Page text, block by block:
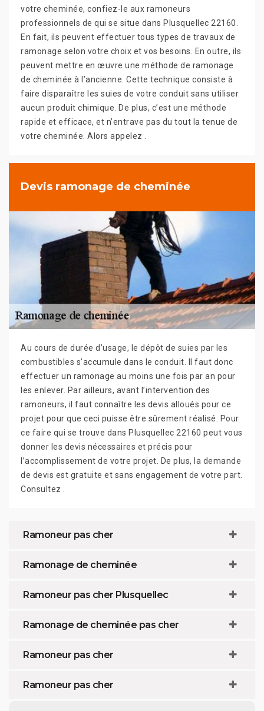
votre cheminée, confiez-le aux ramoneurs
professionnels de qui se situe dans Plusquellec 22160.
En fait, ils peuvent effectuer tous types de travaux de
ramonage selon votre choix et vos besoins. En outre, ils
peuvent mettre en œuvre une méthode de ramonage
de cheminée à l’ancienne. Cette technique consiste à
faire disparaître les suies de votre conduit sans utiliser
aucun produit chimique. De plus, c’est une méthode
rapide et efficace, et n’entrave pas du tout la tenue de
votre cheminée. Alors appelez .
Devis ramonage de cheminée
Au cours de durée d’usage, le dépôt de suies par les
combustibles s’accumule dans le conduit. Il faut donc
effectuer un ramonage au moins une fois par an pour
les enlever. Par ailleurs, avant l’intervention des
ramoneurs, il faut connaître les devis alloués pour ce
projet pour que ceci puisse être sûrement réalisé. Pour
ce faire qui se trouve dans Plusquellec 22160 peut vous
donner les devis nécessaires et précis pour
l’accomplissement de votre projet. De plus, la demande
de devis est gratuite et sans engagement de votre part.
Consultez .
Ramoneur pas cher
Ramonage de cheminée
Ramoneur pas cher Plusquellec
Ramonage de cheminée pas cher
Ramoneur pas cher
Ramoneur pas cher